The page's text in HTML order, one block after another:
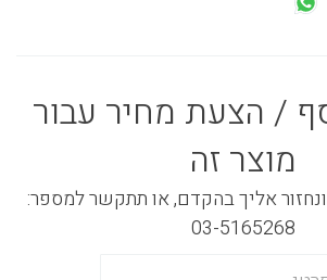
/ הצעת מחיר עבור
מוצר זה
אליך בהקדם, או תתקשר למספר:
03-5165268